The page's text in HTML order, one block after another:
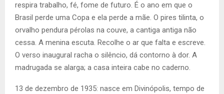
respira trabalho, fé, fome de futuro. É o ano em que o
Brasil perde uma Copa e ela perde a mãe. O pires tilinta, o
orvalho pendura pérolas na couve, a cantiga antiga não
cessa. A menina escuta. Recolhe o ar que falta e escreve.
O verso inaugural racha o silêncio, dá contorno à dor. A
madrugada se alarga; a casa inteira cabe no caderno.
13 de dezembro de 1935: nasce em Divinópolis, tempo de